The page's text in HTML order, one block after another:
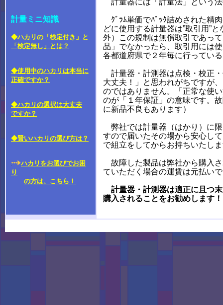
計量ミニ知識
◆ハカリの「検定付き」と
「検定無し」とは？
◆使用中のハカリは本当に
正確ですか？
◆ハカリの選択は大丈夫
ですか？
◆賢いハカリの選び方は？
ハカリをお選びでお困
り
の方は、こちら！
計量器には「計量法」という
ｸﾞﾗﾑ単価でﾊﾟｯｸ詰めされた精
どに使用する計量器は”取引用”
外）この規制は無償取引であっ
品」でなかったら、取引用には
各都道府県で２年毎に行ってい
計量器・計測器は点検・校正
大丈夫！」と思われがちですが
のではありません。「正常な使
のが「１年保証」の意味です。
に新品不良もあります）
弊社では計量器（はかり）に
すので届いたその場から安心し
で組立をしてからお持ちいたし
故障した製品は弊社から購入
ていただく場合の運賃は元払い
計量器・計測器は適正に且つ
購入されることをお勧めします！